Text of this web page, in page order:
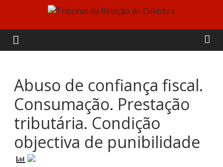
content
Tribunal
da
Relação
de
Coimbra
Abuso de confiança fiscal.
Consumação. Prestação
tributária. Condição
objectiva de punibilidade